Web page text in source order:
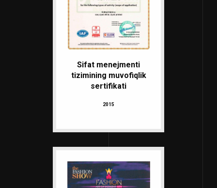
Sifat menejmenti
tizimining muvofiqlik
sertifikati
2015